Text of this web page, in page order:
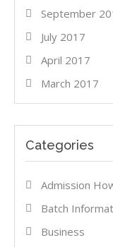
September
July 2017
April 2017
March 2017
Categories
Admission
Batch
Business